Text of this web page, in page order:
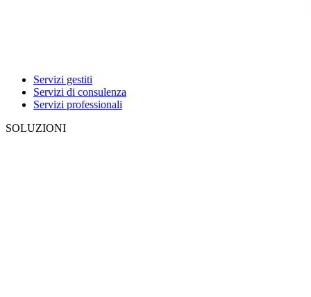
Servizi gestiti
Servizi di consulenza
Servizi professionali
SOLUZIONI